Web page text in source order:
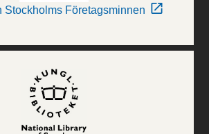
Stockholms Företagsminnen